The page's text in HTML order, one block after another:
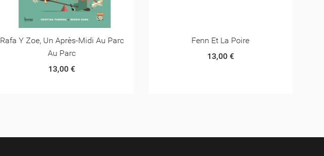
Rafa Y Zoe, Un Après-Midi Au Parc
Au Parc
13,00 €
Fenn Et La Poire
13,00 €